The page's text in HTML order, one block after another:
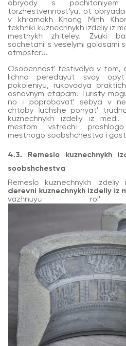
obryady s pochitaniyem
torzhestvennost'yu, ot
v khramakh Khong Minh
tekhniki kuznechnykh izdeliy iz
mestnykh zhiteley. Zvuki
sochetanii s veselymi golosami
atmosferu.
Osobennost' festivalya v tom,
lichno peredayut svoy
pokoleniyu, rukovodya
osnovnym etapam. Turisty
no i poprobovat' sebya v
chtoby luchshe ponyat'
kuznechnykh izdeliy iz medi.
mestom vstrechi
mestnogo soobshchestva i
4.3. Remeslo kuznechnykh
soobshchestva
Remeslo kuznechnykh
derevni kuznechnykh izdeliy iz
vazhnuyu